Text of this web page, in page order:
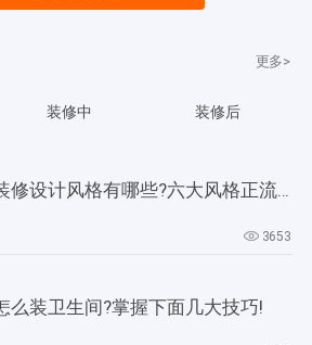
更多>
装修中 装修后
房屋装修设计风格有哪些?六大风格正流行!
3653
么装卫生间?掌握下面几大技巧!